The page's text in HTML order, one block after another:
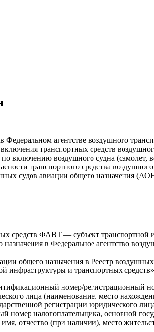
агентстве воздушного
транспортных средств
включению воздушного судна (самолет,
транспортного средства
судов авиации общего назначения
средств ФАВТ — субъект транспортной
в Федеральное агентство
общего назначения в Реестр
инфраструктуры и транспортных
номер/регистрационный
лица (наименование, место
регистрации юридического
налогоплательщика, основной
отчество (при наличии), место